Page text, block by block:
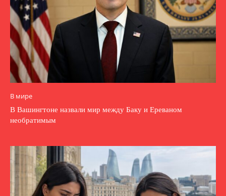
В мире
В Вашингтоне назвали мир между Баку и Ереваном
необратимым